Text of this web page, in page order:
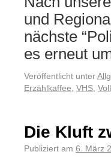
und
nächste
es erneut
Veröffentlicht unter
Erzählkaffee VHS
Die Kluft
Publiziert am 6. März